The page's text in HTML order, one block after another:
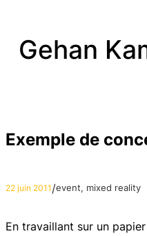
contenu
Gehan
Exemple de
22 juin 2011 /event, mixed reality
En travaillant sur un